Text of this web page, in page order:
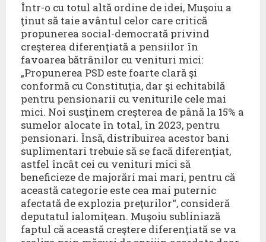
Într-o cu totul altă ordine de idei, Muşoiu a
ţinut să taie avântul celor care critică
propunerea social-democrată privind
creşterea diferenţiată a pensiilor în
favoarea bătrânilor cu venituri mici:
„Propunerea PSD este foarte clară şi
conformă cu Constituţia, dar şi echitabilă
pentru pensionarii cu veniturile cele mai
mici. Noi susţinem creşterea de până la 15% a
sumelor alocate în total, în 2023, pentru
pensionari. Însă, distribuirea acestor bani
suplimentari trebuie să se facă diferenţiat,
astfel încât cei cu venituri mici să
beneficieze de majorări mai mari, pentru că
această categorie este cea mai puternic
afectată de explozia preţurilor“, consideră
deputatul ialomiţean. Muşoiu subliniază
faptul că această creştere diferenţiată se va